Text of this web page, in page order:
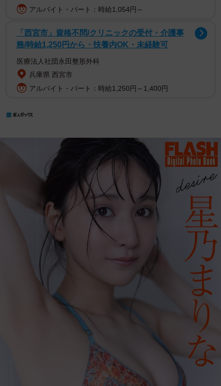
アルバイト・パート：時給1,054円～
「西宮市」資格不問/クリニックの受付・介護事
務/時給1,250円から・扶養内OK・未経験可
医療法人社団永田整形外科
兵庫県 西宮市
アルバイト・パート：時給1,250円～1,400円